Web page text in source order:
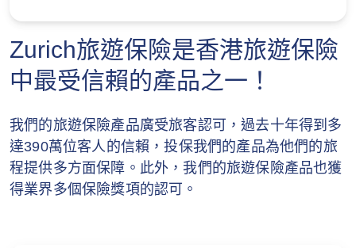
是以付費乘客身份在持牌航空公司航機或包
機上，或
所參與之活動是由另一位已持牌帶領有關活
者亦已獲當地有關當局授權。
(b) 以乘客或司機身份參與任何形式的賽車，或體
育比賽，或參加職業體育活動，或你參與可以賺
蘇黎世保留修訂或終止本推廣（部分或全
部）或修改本推廣等條款及細則，而無須預
先通知的權利。
如就本推廣有任何爭議，一概以蘇黎世的決
定為準。
推廣折扣不可轉換其他禮品、不可兌換現金
及不設找贖。
Zurich旅遊保險是香港旅遊保險
中最受信賴的產品之一！
我們的旅遊保險產品廣受旅客認可，過去十年得到多
達390萬位客人的信賴，投保我們的產品為他們的旅
程提供多方面保障。此外，我們的旅遊保險產品也獲
得業界多個保險獎項的認可。